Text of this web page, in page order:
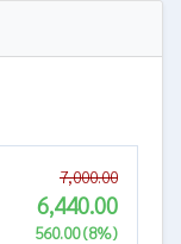
7,000.00
6,440.00
560.00 (8%)